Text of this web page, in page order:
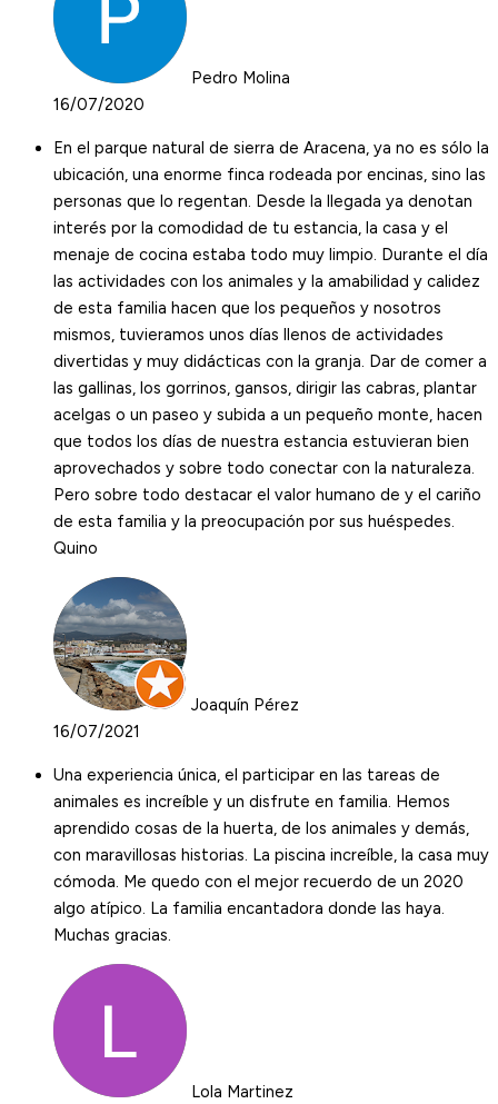
Pedro Molina
16/07/2020
En el parque natural de sierra de Aracena, ya no es sólo la
ubicación, una enorme finca rodeada por encinas, sino las
personas que lo regentan. Desde la llegada ya denotan
interés por la comodidad de tu estancia, la casa y el
menaje de cocina estaba todo muy limpio. Durante el día
las actividades con los animales y la amabilidad y calidez
de esta familia hacen que los pequeños y nosotros
mismos, tuvieramos unos días llenos de actividades
divertidas y muy didácticas con la granja. Dar de comer a
las gallinas, los gorrinos, gansos, dirigir las cabras, plantar
acelgas o un paseo y subida a un pequeño monte, hacen
que todos los días de nuestra estancia estuvieran bien
aprovechados y sobre todo conectar con la naturaleza.
Pero sobre todo destacar el valor humano de y el cariño
de esta familia y la preocupación por sus huéspedes.
Quino
Joaquín Pérez
16/07/2021
Una experiencia única, el participar en las tareas de
animales es increíble y un disfrute en familia. Hemos
aprendido cosas de la huerta, de los animales y demás,
con maravillosas historias. La piscina increíble, la casa muy
cómoda. Me quedo con el mejor recuerdo de un 2020
algo atípico. La familia encantadora donde las haya.
Muchas gracias.
Lola Martinez